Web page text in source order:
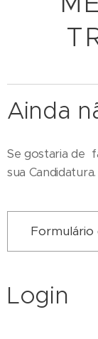
Ainda
Se gostaria de
sua Candidatura.
Login